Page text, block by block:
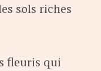
sols riches
fleuris qui